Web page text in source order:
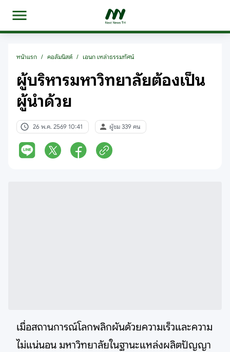
หน้าแรก / คอลัมนิสต์ / เอนก​ เหล่าธรรมทัศน์
ผู้บริหารมหาวิทยาลัยต้องเป็น
ผู้นำด้วย
26 พ.ค. 2569 10:41 ผู้ชม 339 คน
เมื่อสถานการณ์โลกพลิกผันด้วยความเร็วและความ
ไม่แน่นอน มหาวิทยาลัยในฐานะแหล่งผลิตปัญญา